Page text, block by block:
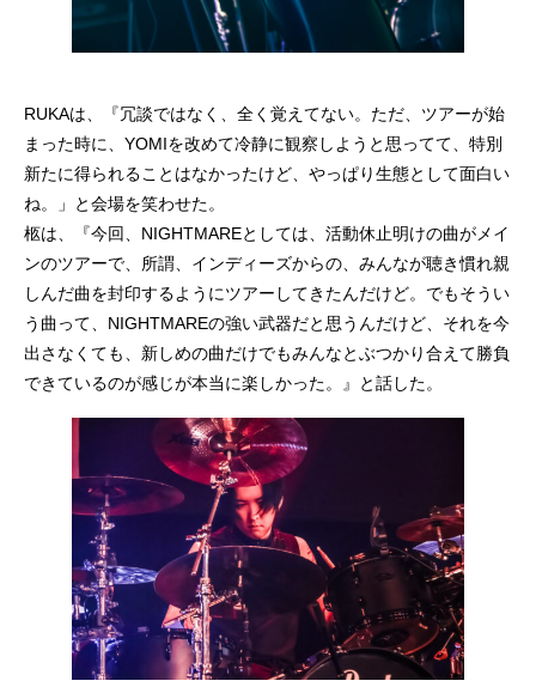
RUKAは、『冗談ではなく、全く覚えてない。ただ、ツアーが始
まった時に、YOMIを改めて冷静に観察しようと思ってて、特別
新たに得られることはなかったけど、やっぱり生態として面白い
ね。」と会場を笑わせた。
柩は、『今回、NIGHTMAREとしては、活動休止明けの曲がメイ
ンのツアーで、所謂、インディーズからの、みんなが聴き慣れ親
しんだ曲を封印するようにツアーしてきたんだけど。でもそうい
う曲って、NIGHTMAREの強い武器だと思うんだけど、それを今
出さなくても、新しめの曲だけでもみんなとぶつかり合えて勝負
できているのが感じが本当に楽しかった。』と話した。